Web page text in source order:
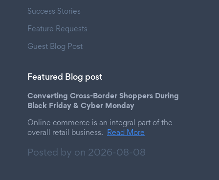
Success Stories
Feature Requests
Guest Blog Post
Featured Blog post
Converting Cross-Border Shoppers During
Black Friday & Cyber Monday
Online commerce is an integral part of the
overall retail business. Read More
Posted by on 2026-08-08